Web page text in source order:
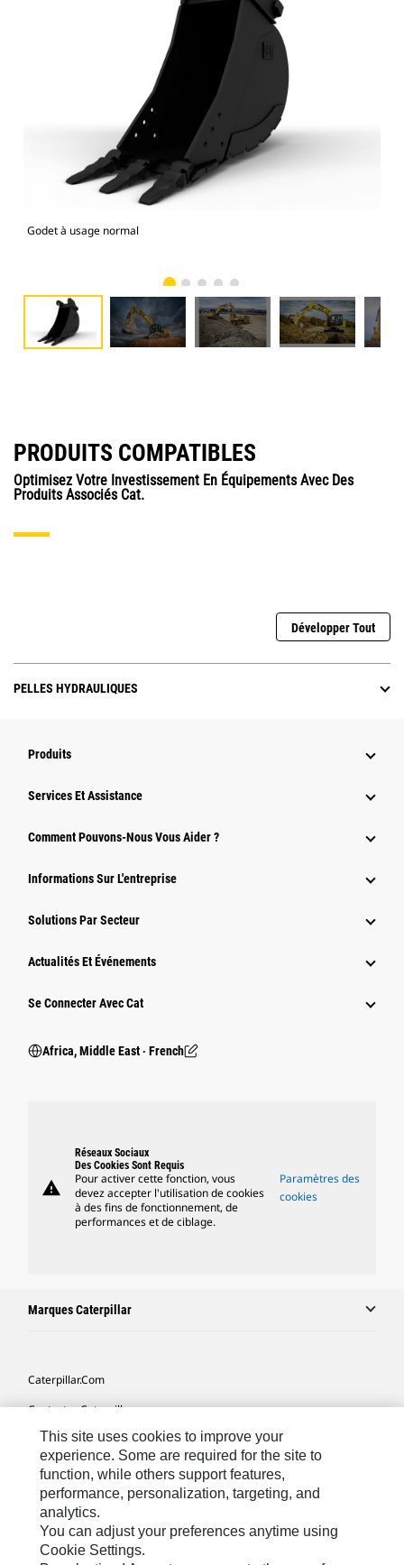
Godet à usage normal
PRODUITS COMPATIBLES
Optimisez Votre Investissement En Équipements Avec Des
Produits Associés Cat.
Développer Tout
PELLES HYDRAULIQUES
Produits
Services Et Assistance
Comment Pouvons-Nous Vous Aider ?
Informations Sur L'entreprise
Solutions Par Secteur
Actualités Et Événements
Se Connecter Avec Cat
Africa, Middle East ‧ French
warning
Réseaux Sociaux
Des Cookies Sont Requis
Pour activer cette fonction, vous
devez accepter l'utilisation de cookies
à des fins de fonctionnement, de
performances et de ciblage.
Paramètres des
cookies
Marques Caterpillar
Caterpillar.com
Contacter Caterpillar
Mes Préférences Marketing
Plan Du Site
Cookie Settings
Mentions Légales
Confidentialité
This site uses cookies to improve your
experience. Some are required for the site to
function, while others support features,
performance, personalization, targeting, and
analytics.
You can adjust your preferences anytime using
Cookie Settings.